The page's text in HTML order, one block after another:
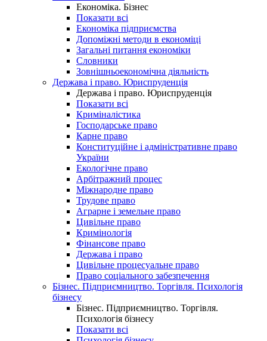
Економіка. Бізнес
Показати всі
Економіка підприємства
Допоміжні методи в економіці
Загальні питання економіки
Словники
Зовнішньоекономічна діяльність
Держава і право. Юриспруденція
Держава і право. Юриспруденція
Показати всі
Криміналістика
Господарське право
Карне право
Конституційне і адміністративне право
України
Екологічне право
Арбітражний процес
Міжнародне право
Трудове право
Аграрне і земельне право
Цивільне право
Кримінологія
Фінансове право
Держава і право
Цивільне процесуальне право
Право соціального забезпечення
Бізнес. Підприємництво. Торгівля. Психологія
бізнесу
Бізнес. Підприємництво. Торгівля.
Психологія бізнесу
Показати всі